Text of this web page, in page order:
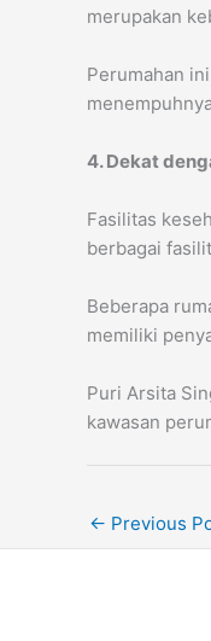
merupakan
Perumahan
4. Dekat
Fasilitas
berbagai
Beberapa
memiliki
Puri Arsita
kawasan
← Previous